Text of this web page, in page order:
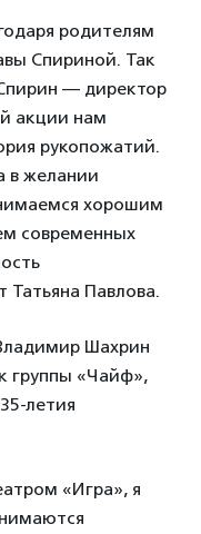
родителям
Спириной. Так
— директор
акции нам
рукопожатий.
в желании
хорошим
современных
Татьяна Павлова.
Шахрин
группы «Чайф»,
летия
«Игра», я